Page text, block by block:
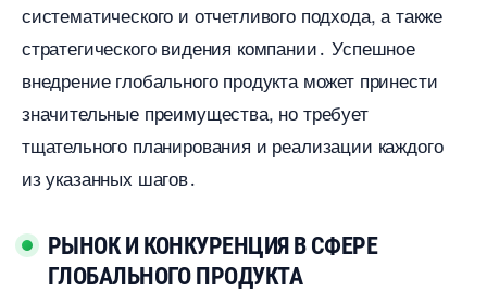
систематического и отчетливого подхода, а также
стратегического видения компании․ Успешное
недрение глобального продукта может принести
значительные преимущества, но требует
тщательного планирования и реализации каждого
из указанных шагов․
РЫНОК И КОНКУРЕНЦИЯ В СФЕРЕ
ГЛОБАЛЬНОГО ПРОДУКТА